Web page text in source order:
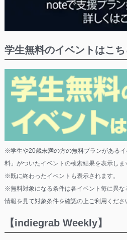
学生無料のイベントはこち
※学生や20歳未満の方の無料プランがある
料」がついたイベントの検索結果を表示しま
※既に終わったイベントも表示されます。
※無料対象になる条件は各イベント毎に異な
情報を見て対象条件を確認の上ご利用くださ
【indiegrab Weekly】